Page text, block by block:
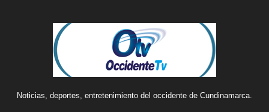
Noticias, deportes, entretenimiento del occidente de Cundinamarca.